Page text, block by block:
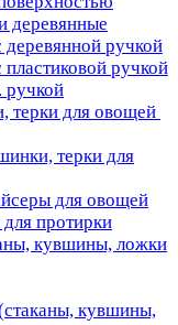
деревянные
ручкой
ручкой
ручкой
для овощей
терки для
для овощей
протирки
кувшины, ложки
кувшины,